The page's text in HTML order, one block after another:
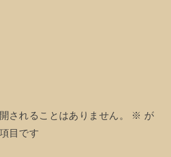
されることはありません。 ※ が
目です